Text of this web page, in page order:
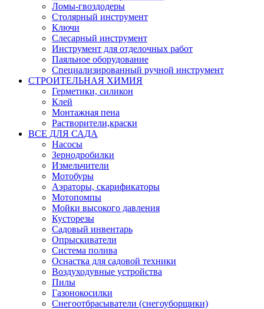
Ломы-гвоздодеры
Столярный инструмент
Ключи
Слесарный инструмент
Инструмент для отделочных работ
Паяльное оборудование
Специализированный ручной инструмент
СТРОИТЕЛЬНАЯ ХИМИЯ
Герметики, силикон
Клей
Монтажная пена
Растворители,краски
ВСЕ ДЛЯ САДА
Насосы
Зернодробилки
Измельчители
Мотобуры
Аэраторы, скарификаторы
Мотопомпы
Мойки высокого давления
Кусторезы
Садовый инвентарь
Опрыскиватели
Система полива
Оснастка для садовой техники
Воздуходувные устройства
Пилы
Газонокосилки
Снегоотбрасыватели (снегоуборщики)